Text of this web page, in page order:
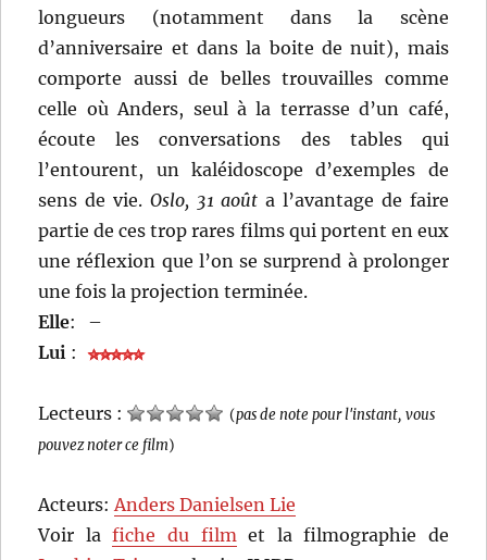
longueurs (notamment dans la scène
d’anniversaire et dans la boite de nuit), mais
comporte aussi de belles trouvailles comme
celle où Anders, seul à la terrasse d’un café,
écoute les conversations des tables qui
l’entourent, un kaléidoscope d’exemples de
sens de vie. Oslo, 31 août a l’avantage de faire
partie de ces trop rares films qui portent en eux
une réflexion que l’on se surprend à prolonger
une fois la projection terminée.
Elle:
–
Lui :
Lecteurs : (pas de note pour l'instant, vous
pouvez noter ce film)
Acteurs:Anders Danielsen Lie
Voir lafiche du filmet la filmographie de